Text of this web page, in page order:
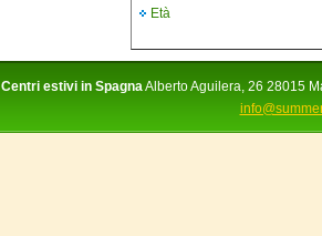
Età
Centri estivi in SpagnaAlberto Aguilera, 26 28015